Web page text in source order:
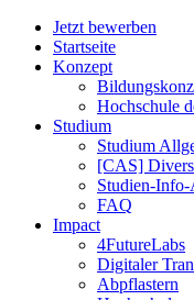
Jetzt bewerben
Startseite
Konzept
Hochschule
Studium
Studium
[CAS]
Studien-Info-
FAQ
Impact
4FutureLabs
Digitaler
Abpflastern